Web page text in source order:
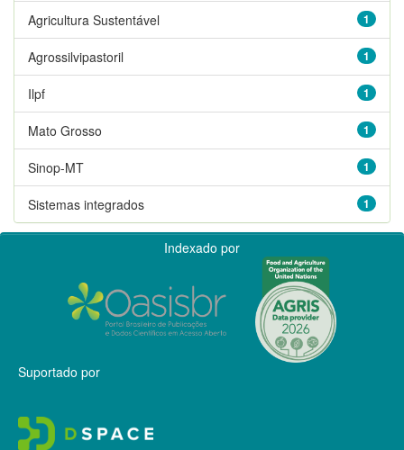
1
Agricultura Sustentável
1
Agrossilvipastoril
1
Ilpf
1
Mato Grosso
1
Sinop-MT
1
Sistemas integrados
Indexado por
Suportado por